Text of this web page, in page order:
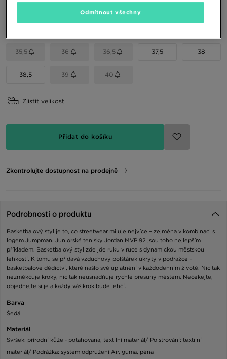
Vyberte velikost
EU US
35,5 36 36,5 37,5 38
38,5 39 40
Zjistit velikost
Přidat do košíku
Zkontrolujte dostupnost na prodejně
Podrobnosti o produktu
Basketbalový styl je to, co streetwear miluje nejvíce – zejména v kombinaci s
logem Jumpman. Juniorské tenisky Jordan MVP 92 jsou toho nejlepším
příkladem. Basketbalový styl zde jde ruku v ruce s dynamickou městskou
lehkostí. K tomu se přidává vzduchový polštářek ukrytý v podrážce –
basketbalové dědictví, které našlo své uplatnění v každodenním životě. Nic tak
nezměkčuje kroky, nic tak neusnadňuje rychlé přesuny městem. Nečekejte,
objednejte si je a každý váš krok bude lehčí.
Barva
Šedá
Materiál
Svršek: přírodní kůže - potahovaná, textilní materiál/ Polstrování: textilní
materiál/ Podrážka: systém odpružení Air, guma, pěna
Odmítnout všechny